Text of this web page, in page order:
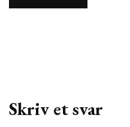
Skriv et svar